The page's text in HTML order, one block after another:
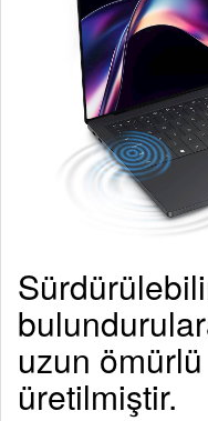
uzun
üretilmiştir.